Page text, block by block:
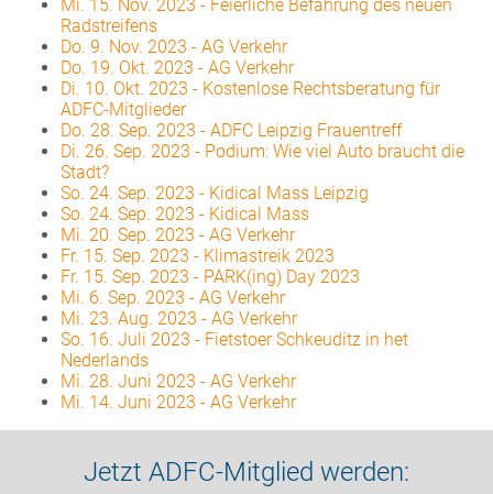
Mi. 15. Nov. 2023 - Feierliche Befahrung des neuen
Radstreifens
Do. 9. Nov. 2023 - AG Verkehr
Do. 19. Okt. 2023 - AG Verkehr
Di. 10. Okt. 2023 - Kostenlose Rechtsberatung für
ADFC-Mitglieder
Do. 28. Sep. 2023 - ADFC Leipzig Frauentreff
Di. 26. Sep. 2023 - Podium: Wie viel Auto braucht die
Stadt?
So. 24. Sep. 2023 - Kidical Mass Leipzig
So. 24. Sep. 2023 - Kidical Mass
Mi. 20. Sep. 2023 - AG Verkehr
Fr. 15. Sep. 2023 - Klimastreik 2023
Fr. 15. Sep. 2023 - PARK(ing) Day 2023
Mi. 6. Sep. 2023 - AG Verkehr
Mi. 23. Aug. 2023 - AG Verkehr
So. 16. Juli 2023 - Fietstoer Schkeuditz in het
Nederlands
Mi. 28. Juni 2023 - AG Verkehr
Mi. 14. Juni 2023 - AG Verkehr
Jetzt ADFC-Mitglied werden: